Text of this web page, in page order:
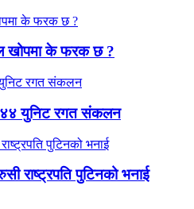
खोपमा के फरक छ ?
४४ युनिट रगत संकलन
राष्ट्रपति पुटिनको भनाई